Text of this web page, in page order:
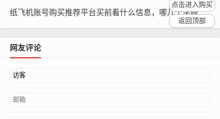
服务与保障：一个优秀的平台，除了提供带养号功能外，
还应提供完善的售后服务和保障措施，如账号安全、隐私
推广等基本服务，适合新手和小型商家使用。
纸飞机账号购买推荐平台买前看什么信息，哪几个字段必须确认与方法指南
网友评论
点击进入购买
返回顶部